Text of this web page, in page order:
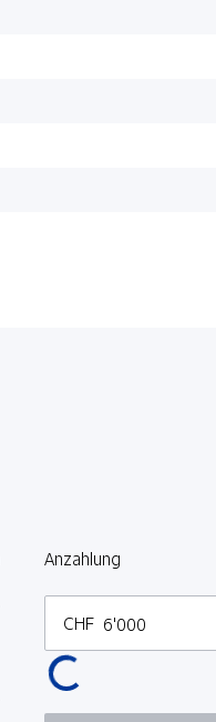
Anzahlung
CHF